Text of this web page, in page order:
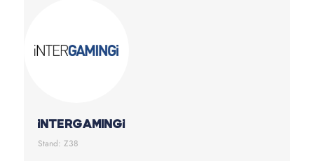
iNTERGAMINGi
Stand: Z38